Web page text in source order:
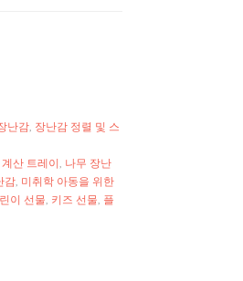
난감, 장난감 정렬 및 스
산 트레이 , 나무 장난
감, 미취학 아동을 위한
이 선물, 키즈 선물, 플